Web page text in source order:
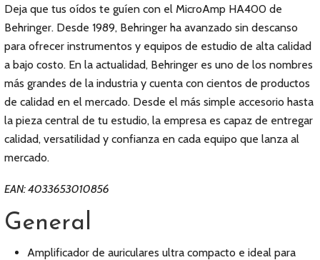
Deja que tus oídos te guíen con el MicroAmp HA400 de
Behringer. Desde 1989, Behringer ha avanzado sin descanso
para ofrecer instrumentos y equipos de estudio de alta calidad
a bajo costo. En la actualidad, Behringer es uno de los nombres
más grandes de la industria y cuenta con cientos de productos
de calidad en el mercado. Desde el más simple accesorio hasta
la pieza central de tu estudio, la empresa es capaz de entregar
calidad, versatilidad y confianza en cada equipo que lanza al
mercado.
EAN: 4033653010856
General
Amplificador de auriculares ultra compacto e ideal para